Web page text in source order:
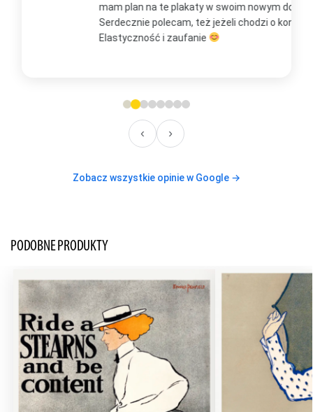
mam plan na te plakaty w swoim nowym domu
Serdecznie polecam, też jeżeli chodzi o kontakt.
Elastyczność i zaufanie
‹ ›
Zobacz wszystkie opinie w Google →
PODOBNE PRODUKTY